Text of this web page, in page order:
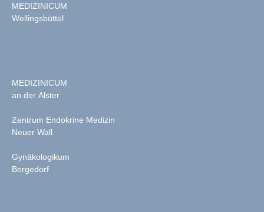
MEDIZINICUM
Wellingsbüttel
MEDIZINICUM
an der Alster
Zentrum Endokrine Medizin
Neuer Wall
Gynäkologikum
Bergedorf